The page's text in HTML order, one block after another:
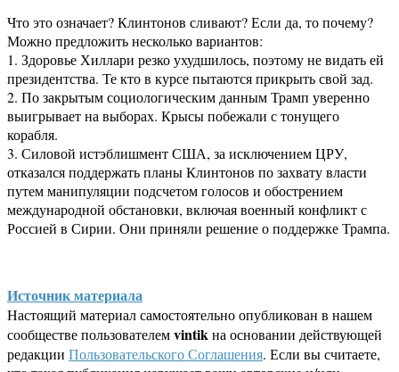
Что это означает? Клинтонов сливают? Если да, то почему?
Можно предложить несколько вариантов:
1. Здоровье Хиллари резко ухудшилось, поэтому не видать ей
президентства. Те кто в курсе пытаются прикрыть свой зад.
2. По закрытым социологическим данным Трамп уверенно
выигрывает на выборах. Крысы побежали с тонущего
корабля.
3. Силовой истэблишмент США, за исключением ЦРУ,
отказался поддержать планы Клинтонов по захвату власти
путем манипуляции подсчетом голосов и обострением
международной обстановки, включая военный конфликт с
Россией в Сирии. Они приняли решение о поддержке Трампа.
Источник материала
Настоящий материал самостоятельно опубликован в нашем
сообществе пользователемvintikна основании действующей
редакции Пользовательского Соглашения. Если вы считаете,